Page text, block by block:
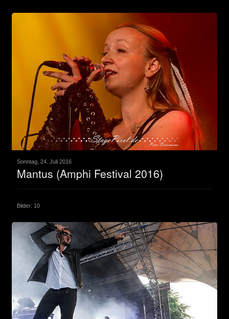
Sonntag, 24. Juli 2016
Mantus (Amphi Festival 2016)
Bilder: 10